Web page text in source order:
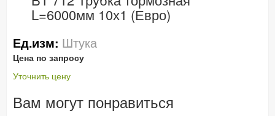
L=6000мм 10х1 (Евро)
Ед.изм: Штука
Цена по запросу
Уточнить цену
Вам могут понравиться